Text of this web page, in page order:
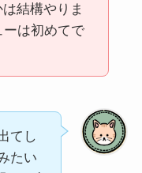
結構やりま
は初めてで
てし
たい